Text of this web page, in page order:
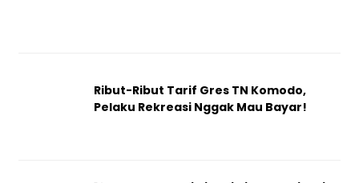
Ribut-Ribut Tarif Gres TN Komodo,
Pelaku Rekreasi Nggak Mau Bayar!